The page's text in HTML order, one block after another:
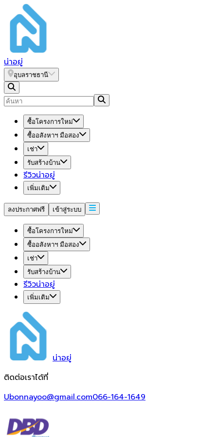
น่าอยู่
อุบลราชธานี
ซื้อโครงการใหม่
ซื้ออสังหาฯ มือสอง
เช่า
รับสร้างบ้าน
รีวิวน่าอยู่
เพิ่มเติม
ลงประกาศฟรี เข้าสู่ระบบ
ซื้อโครงการใหม่
ซื้ออสังหาฯ มือสอง
เช่า
รับสร้างบ้าน
รีวิวน่าอยู่
เพิ่มเติม
น่าอยู่
ติดต่อเราได้ที่
Ubonnayoo@gmail.com066-164-1649